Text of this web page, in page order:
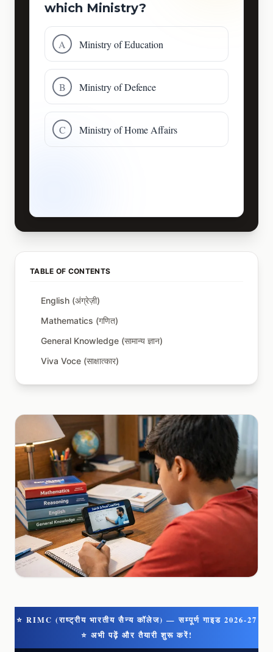
⭐ RIMC (राष्ट्रीय भारतीय सैन्य कॉलेज) — सम्पूर्ण गाइड 2026-27
⭐ अभी पढ़ें और तैयारी शुरू करें!
which Ministry?
A Ministry of Education
B Ministry of Defence
C Ministry of Home Affairs
TABLE OF CONTENTS
English (अंग्रेज़ी)
Mathematics (गणित)
General Knowledge (सामान्य ज्ञान)
Viva Voce (साक्षात्कार)